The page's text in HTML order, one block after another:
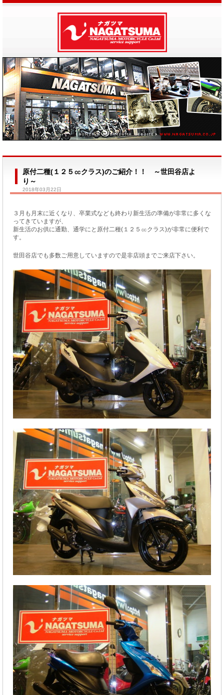
原付二種(１２５㏄クラス)のご紹介！！ ～世田谷店よ
り～
2018年03月22日
３月も月末に近くなり、卒業式なども終わり新生活の準備が非常に多くな
ってきていますが、
新生活のお供に通勤、通学にと原付二種(１２５㏄クラス)が非常に便利で
す。
世田谷店でも多数ご用意していますので是非店頭までご来店下さい。